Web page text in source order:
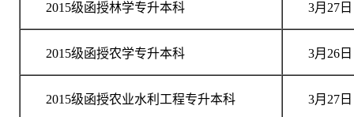
2015级函授林学专升本科 3月27日
2015级函授农学专升本科 3月26日
2015级函授农业水利工程专升本科 3月27日